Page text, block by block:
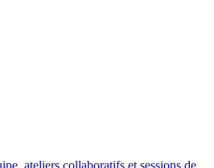
ateliers collaboratifs et sessions de